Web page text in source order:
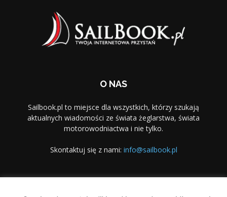
O NAS
Sailbook.pl to miejsce dla wszystkich, którzy szukają
aktualnych wiadomości ze świata żeglarstwa, świata
motorowodniactwa i nie tylko.
Skontaktuj się z nami: info@sailbook.pl